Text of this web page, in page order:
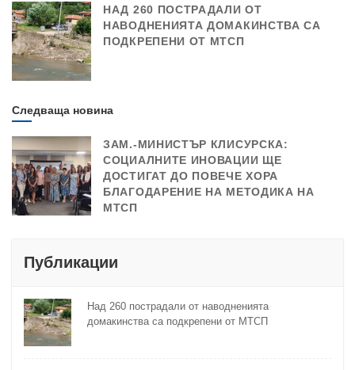
НАД 260 ПОСТРАДАЛИ ОТ
НАВОДНЕНИЯТА ДОМАКИНСТВА СА
ПОДКРЕПЕНИ ОТ МТСП
Следваща новина
ЗАМ.-МИНИСТЪР КЛИСУРСКА:
СОЦИАЛНИТЕ ИНОВАЦИИ ЩЕ
ДОСТИГАТ ДО ПОВЕЧЕ ХОРА
БЛАГОДАРЕНИЕ НА МЕТОДИКА НА
МТСП
Публикации
Над 260 пострадали от наводненията
домакинства са подкрепени от МТСП